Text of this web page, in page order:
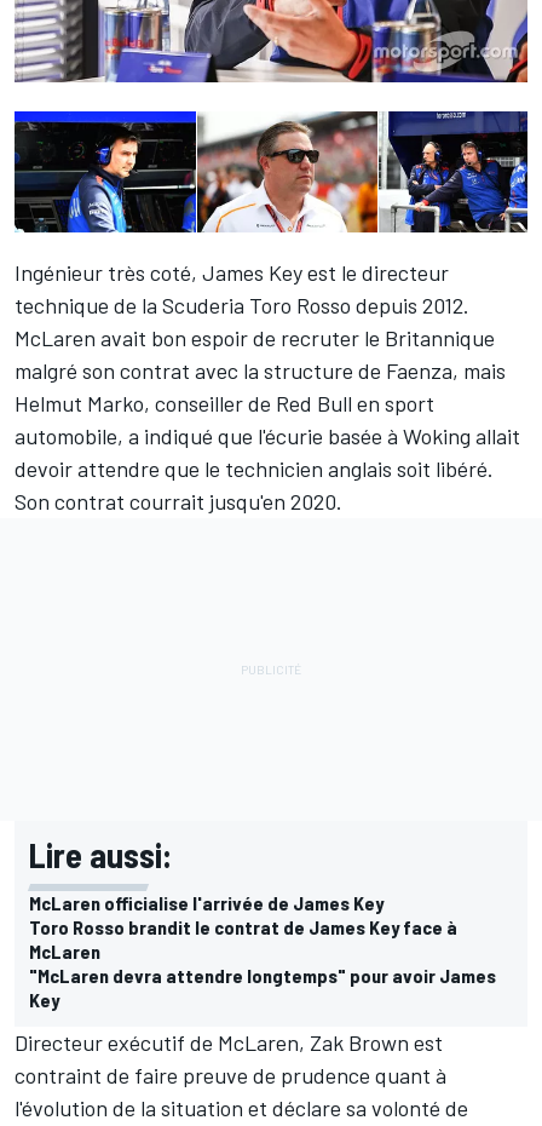
Ingénieur très coté, James Key est le directeur
technique de la Scuderia Toro Rosso depuis 2012.
McLaren avait bon espoir de recruter le Britannique
malgré son contrat avec la structure de Faenza, mais
Helmut Marko, conseiller de Red Bull en sport
automobile, a indiqué que l'écurie basée à Woking allait
devoir attendre que le technicien anglais soit libéré.
Son contrat courrait jusqu'en 2020.
Lire aussi:
McLaren officialise l'arrivée de James Key
Toro Rosso brandit le contrat de James Key face à
McLaren
"McLaren devra attendre longtemps" pour avoir James
Key
Directeur exécutif de McLaren, Zak Brown est
contraint de faire preuve de prudence quant à
l'évolution de la situation et déclare sa volonté de